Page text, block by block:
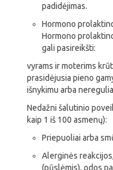
padidėjimas.
Hormono
Hormono
gali pasireikšti:
vyrams ir moterims
prasidėjusia pieno
išnykimu arba
Nedažni šalutinio
kaip 1 iš 100 asmenų):
Priepuoliai arba
Alerginės
(pūslėmis), odos